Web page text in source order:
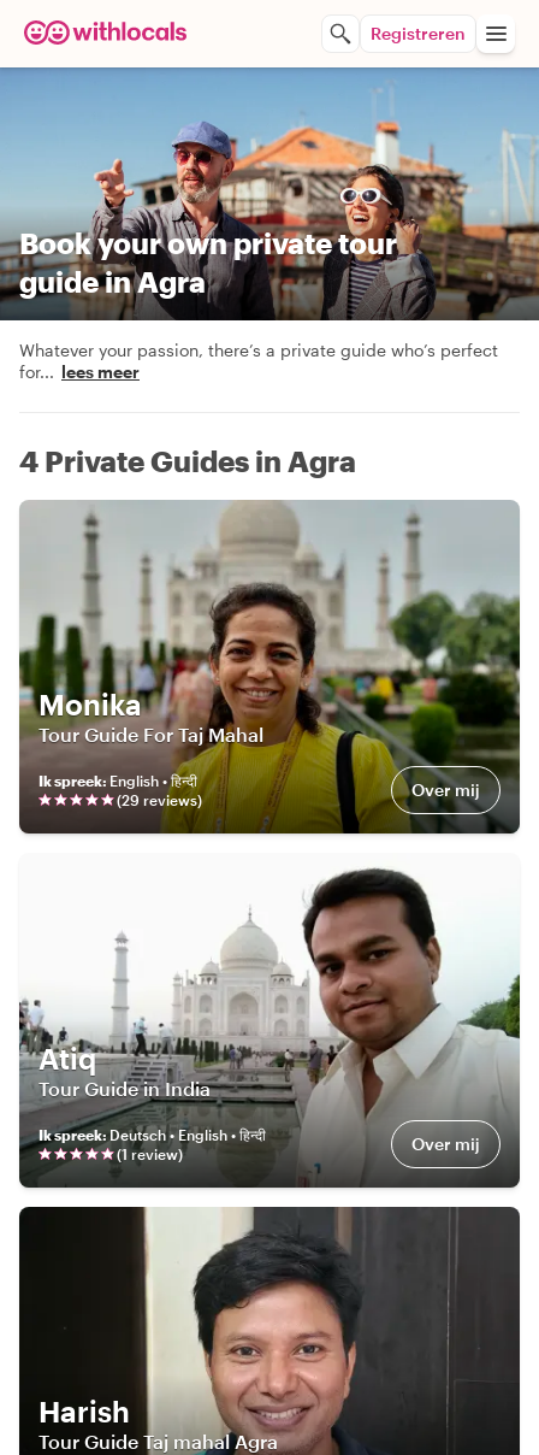
Registreren
Book your own private tour
guide in Agra
Whatever your passion, there’s a private guide who’s perfect
for... lees meer
4 Private Guides in Agra
Monika
Tour Guide For Taj Mahal
Ik spreek: English • हिन्दी
(29 reviews) Over mij
Atiq
Tour Guide in India
Ik spreek:Deutsch • English • हिन्दी
(1 review) Over mij
Harish
Tour Guide Taj mahal Agra